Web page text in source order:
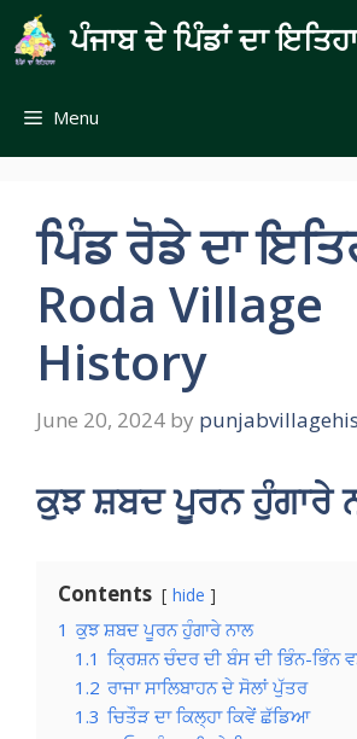
Skip
to
content
ਪੰਜਾਬ ਦੇ ਪਿੰਡਾਂ ਦਾ
Menu
ਪਿੰਡ ਰੋਡੇ ਦਾ
Roda Village
History
June 20, 2024 by
ਕੁਝ ਸ਼ਬਦ ਪੂਰਨ ਹੁੰਗਾਰੇ
Contents hide
1 ਕੁਝ ਸ਼ਬਦ ਪੂਰਨ ਹੁੰਗਾਰੇ ਨਾਲ
1.1 ਕ੍ਰਿਸ਼ਨ ਚੰਦਰ ਦੀ ਬੰਸ ਦੀ ਭਿੰਨ-ਭਿੰਨ
1.2 ਰਾਜਾ ਸਾਲਿਬਾਹਨ ਦੇ ਸੋਲਾਂ ਪੁੱਤਰ
1.3 ਚਿਤੌੜ ਦਾ ਕਿਲ੍ਹਾ ਕਿਵੇਂ ਛੱਡਿਆ